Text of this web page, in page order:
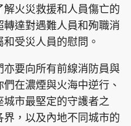
球 The Standard
媽 JobMarket
火災救援和人員傷亡的
達對遇難人員和殉職消
受災人員的慰問。
要向所有前線消防員與
在濃煙與火海中逆行、
城市最堅定的守護者之
，以及內地不同城市的